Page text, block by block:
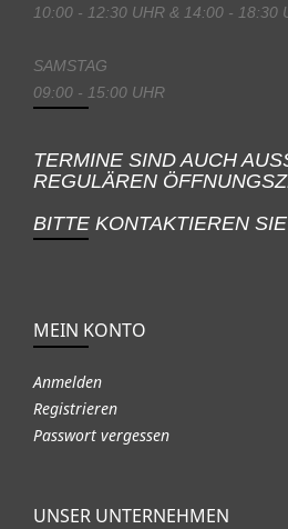
10:00 - 12:30 UHR & 14:00 - 18:30
SAMSTAG
09:00 - 15:00 UHR
TERMINE SIND AUCH
REGULÄREN
BITTE KONTAKTIEREN
MEIN KONTO
Anmelden
Registrieren
Passwort vergessen
UNSER UNTERNEHMEN